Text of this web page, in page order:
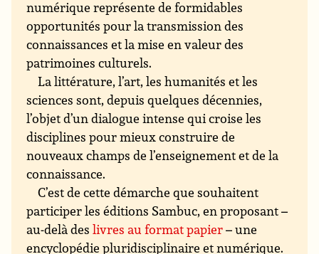
numérique représente de formidables
opportunités pour la transmission des
connaissances et la mise en valeur des
patrimoines culturels.
La littérature, l’art, les humanités et les
sciences sont, depuis quelques décennies,
l’objet d’un dialogue intense qui croise les
disciplines pour mieux construire de
nouveaux champs de l’enseignement et de la
connaissance.
C’est de cette démarche que souhaitent
participer les éditions Sambuc, en proposant –
au-delà deslivres au format papier– une
encyclopédie pluridisciplinaire et numérique.